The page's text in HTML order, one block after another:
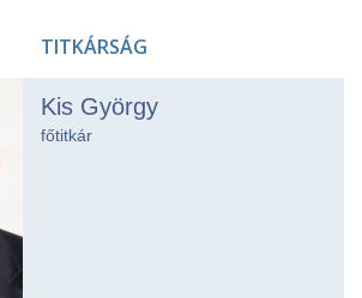
TITKÁRSÁG
Kis György
főtitkár